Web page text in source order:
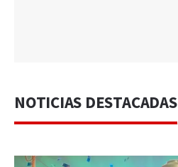
NOTICIAS DESTACADAS